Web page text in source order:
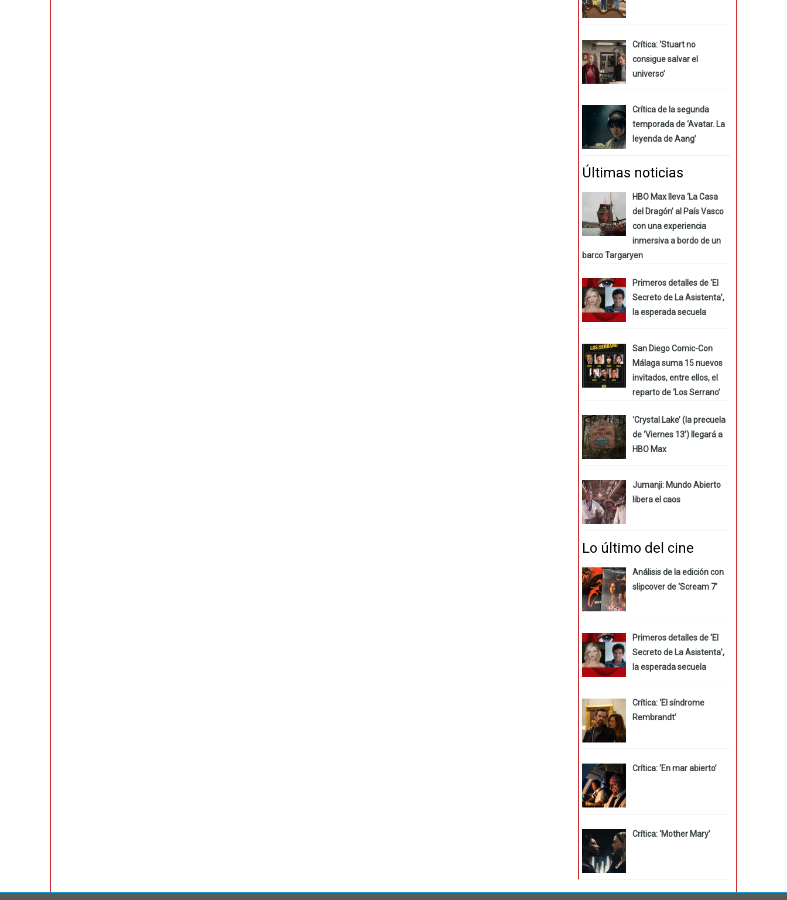
Crítica: ‘Stuart no
consigue salvar el
universo’
Crítica de la segunda
temporada de ‘Avatar. La
leyenda de Aang’
Últimas noticias
HBO Max lleva ‘La Casa
del Dragón’ al País Vasco
con una experiencia
inmersiva a bordo de un
barco Targaryen
Primeros detalles de ‘El
Secreto de La Asistenta’,
la esperada secuela
San Diego Comic-Con
Málaga suma 15 nuevos
invitados, entre ellos, el
reparto de ‘Los Serrano’
‘Crystal Lake’ (la precuela
de ‘Viernes 13’) llegará a
HBO Max
Jumanji: Mundo Abierto
libera el caos
Lo último del cine
Análisis de la edición con
slipcover de ‘Scream 7’
Primeros detalles de ‘El
Secreto de La Asistenta’,
la esperada secuela
Crítica: ‘El síndrome
Rembrandt’
Crítica: ‘En mar abierto’
Crítica: ‘Mother Mary’